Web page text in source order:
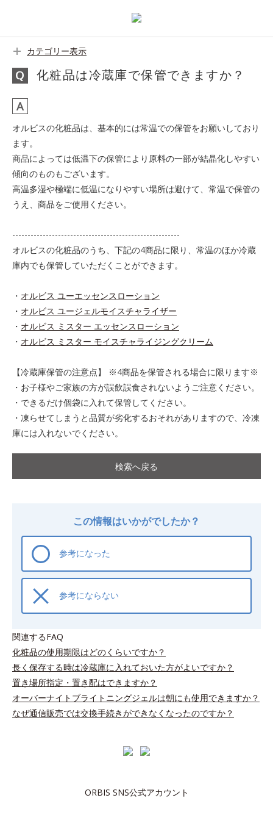
カテゴリー表示
化粧品は冷蔵庫で保管できますか？
オルビスの化粧品は、基本的には常温での保管をお願いしており
ます。
商品によっては低温下の保管により原料の一部が結晶化しやすい
傾向のものもございます。
高温多湿や極端に低温になりやすい場所は避けて、常温で保管の
うえ、商品をご使用ください。
-------------------------------------------------------
オルビスの化粧品のうち、下記の4商品に限り、常温のほか冷蔵
庫内でも保管していただくことができます。
・ オルビス ユーエッセンスローション
・ オルビス ユージェルモイスチャライザー
・ オルビス ミスター エッセンスローション
・ オルビス ミスター モイスチャライジングクリーム
【冷蔵庫保管の注意点】 ※4商品を保管される場合に限ります※
・お子様やご家族の方が誤飲誤食されないようご注意ください。
・できるだけ個袋に入れて保管してください。
・凍らせてしまうと品質が劣化するおそれがありますので、冷凍
庫には入れないでください。
検索へ戻る
この情報はいかがでしたか？
参考になった
参考にならない
関連するFAQ
化粧品の使用期限はどのくらいですか？
長く保存する時は冷蔵庫に入れておいた方がよいですか？
置き場所指定・置き配はできますか？
オーバーナイトブライトニングジェルは朝にも使用できますか？
なぜ通信販売では交換手続きができなくなったのですか？
ORBIS SNS公式アカウント